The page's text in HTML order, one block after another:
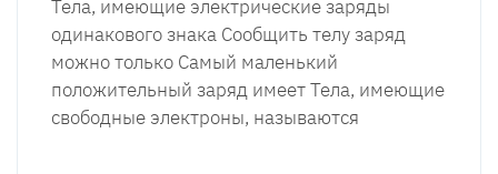
Тела, имеющие электрические заряды
одинакового знака Сообщить телу заряд
можно только Самый маленький
положительный заряд имеет Тела, имеющие
свободные электроны, называются